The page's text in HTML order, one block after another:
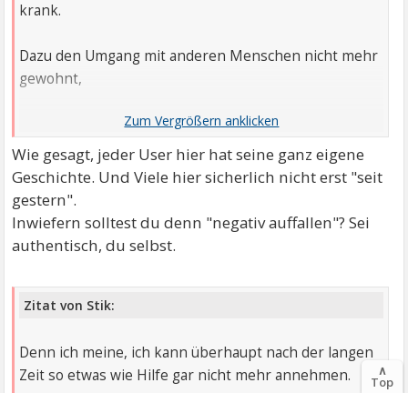
krank.
Dazu den Umgang mit anderen Menschen nicht mehr
gewohnt,
Deshalb bemühe ich mich, hier nicht gleich negativ
aufzufallen.
Wie gesagt, jeder User hier hat seine ganz eigene
Geschichte. Und Viele hier sicherlich nicht erst "seit
gestern".
Inwiefern solltest du denn "negativ auffallen"? Sei
authentisch, du selbst.
Zitat von Stik:
Denn ich meine, ich kann überhaupt nach der langen
Zeit so etwas wie Hilfe gar nicht mehr annehmen.
∧
Top